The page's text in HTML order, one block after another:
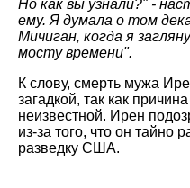
Но как вы узнали?" -
ему. Я думала о том
Мичиган, когда я
мосту времени".
К слову, смерть мужа
загадкой, так как
неизвестной. Ирен
из-за того, что он тайно
разведку США.